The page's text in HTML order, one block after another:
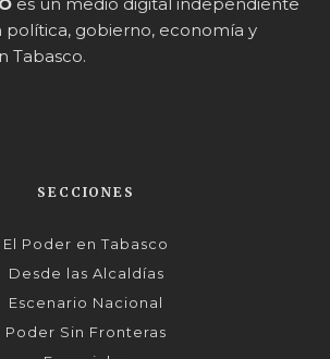
es un medio digital independiente
política, gobierno, economía y
Tabasco.
SECCIONES
El Poder en Tabasco
Desde las Alcaldías
Escenario Nacional
Poder Sin Fronteras